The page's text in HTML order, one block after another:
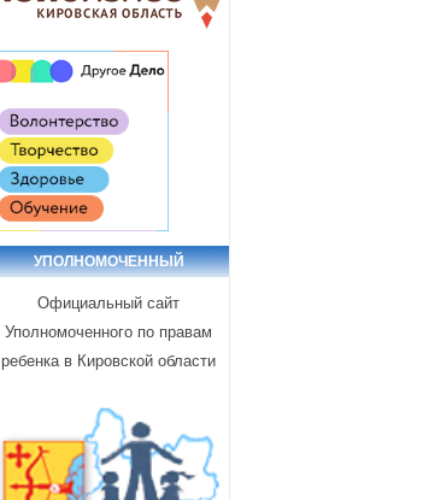
УПОЛНОМОЧЕННЫЙ
Официальный сайт
Уполномоченного по правам
ребенка в Кировской области